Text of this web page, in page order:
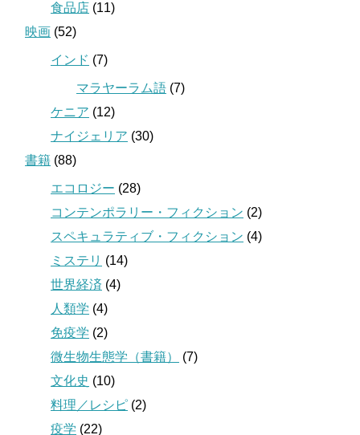
食品店 (11)
映画 (52)
インド (7)
マラヤーラム語 (7)
ケニア (12)
ナイジェリア (30)
書籍 (88)
エコロジー (28)
コンテンポラリー・フィクション (2)
スペキュラティブ・フィクション (4)
ミステリ (14)
世界経済 (4)
人類学 (4)
免疫学 (2)
微生物生態学（書籍）
(7)
文化史 (10)
料理／レシピ (2)
疫学 (22)